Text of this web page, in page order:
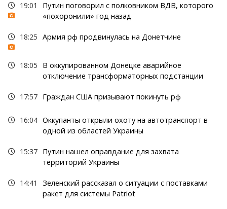
19:01
Путин поговорил с полковником ВДВ, которого
«похоронили» год назад
18:25 Армия рф продвинулась на Донетчине
18:05
В оккупированном Донецке аварийное
отключение трансформаторных подстанции
17:57 Граждан США призывают покинуть рф
16:04 Оккупанты открыли охоту на автотранспорт в
одной из областей Украины
15:37 Путин нашел оправдание для захвата
территорий Украины
14:41
Зеленский рассказал о ситуации с поставками
ракет для системы Patriot